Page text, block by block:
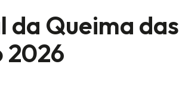
da Queima das
2026